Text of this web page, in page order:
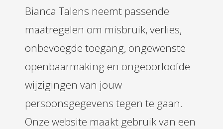
Bianca Talens neemt passende
maatregelen om misbruik, verlies,
onbevoegde toegang, ongewenste
openbaarmaking en ongeoorloofde
wijzigingen van jouw
persoonsgegevens tegen te gaan.
Onze website maakt gebruik van een